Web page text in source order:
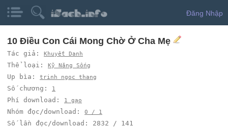
Đăng Nhập
10 Điều Con Cái Mong Chờ Ở Cha Mẹ
Tác giả: Khuyết Danh
Thể loại: Kỹ Năng Sống
Up bìa: trinh ngoc thang
Số chương: 1
Phí download: 1 gạo
Nhóm đọc/download: 0 / 1
Số lần đọc/download: 2832 / 141